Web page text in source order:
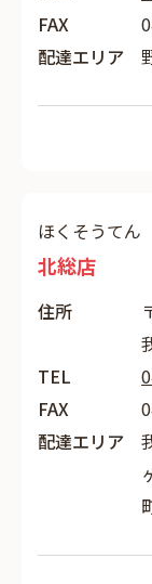
FAX
配達エリア
ほくそうてん
北総店
住所
TEL
FAX
配達エリア